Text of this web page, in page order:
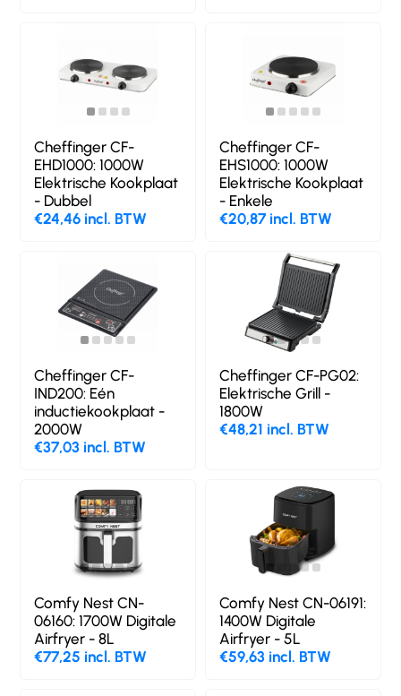
Cheffinger CF-
EHD1000: 1000W
Elektrische Kookplaat
- Dubbel
€24,46 incl. BTW
Cheffinger CF-
EHS1000: 1000W
Elektrische Kookplaat
- Enkele
€20,87 incl. BTW
Cheffinger CF-
IND200: Eén
inductiekookplaat -
2000W
€37,03 incl. BTW
Cheffinger CF-PG02:
Elektrische Grill -
1800W
€48,21 incl. BTW
Comfy Nest CN-
06160: 1700W Digitale
Airfryer - 8L
€77,25 incl. BTW
Comfy Nest CN-06191:
1400W Digitale
Airfryer - 5L
€59,63 incl. BTW